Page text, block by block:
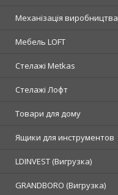
Механізація виробництва
Мебель LOFT
Стелажі Metkas
Стелажі Лофт
Товари для дому
Ящики для инструментов
LDINVEST (Вигрузка)
GRANDBORO (Вигрузка)